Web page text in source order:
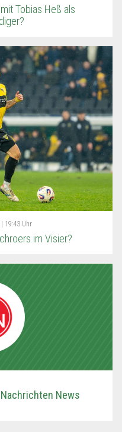
Tobias Heß als
19:43 Uhr
im Visier?
News